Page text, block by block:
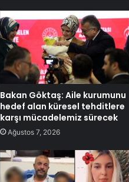
Bakan Göktaş: Aile kurumunu
hedef alan küresel tehditlere
karşı mücadelemiz sürecek
Ağustos 7, 2026